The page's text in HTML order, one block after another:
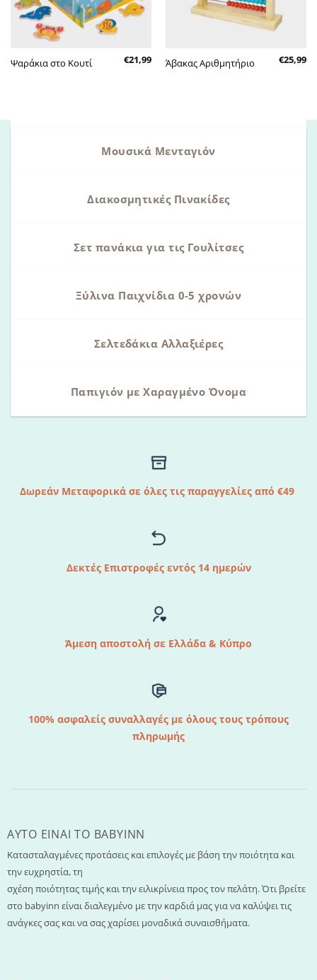
Ψαράκια στο Κουτί €21,99 Άβακας Αριθμητήριο €25,99
Μουσικά Μενταγιόν
Διακοσμητικές Πινακίδες
Σετ πανάκια για τις Γουλίτσες
Ξύλινα Παιχνίδια 0-5 χρονών
Σελτεδάκια Αλλαξιέρες
Παπιγιόν με Χαραγμένο Όνομα
Δωρεάν Μεταφορικά σε όλες τις παραγγελίες από €49
Δεκτές Επιστροφές εντός 14 ημερών
Άμεση αποστολή σε Ελλάδα & Κύπρο
100% ασφαλείς συναλλαγές με όλους τους τρόπους
πληρωμής
AYTO EINAI TO ΒΑΒΥΙΝΝ
Κατασταλαγμένες προτάσεις και επιλογές με βάση την ποιότητα και
την ευχρηστία, τη
σχέση ποιότητας τιμής και την ειλικρίνεια προς τον πελάτη. Ότι βρείτε
στο babyinn είναι διαλεγμένο με την καρδιά μας για να καλύψει τις
ανάγκες σας και να σας χαρίσει μοναδικά συναισθήματα.